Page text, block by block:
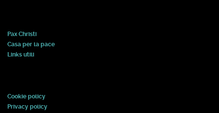
Pax Christi
Casa per la pace
Links utili
Cookie policy
Privacy policy